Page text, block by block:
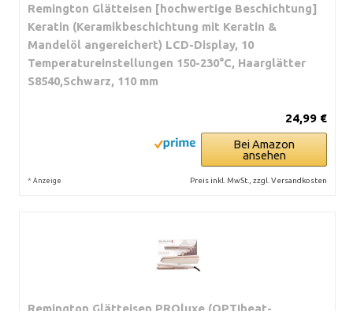
Remington Glätteisen [hochwertige Beschichtung]
Keratin (Keramikbeschichtung mit Keratin &
Mandelöl angereichert) LCD-Display, 10
Temperatureinstellungen 150-230°C, Haarglätter
S8540,Schwarz, 110 mm
24,99 €
Bei Amazon
ansehen
* Anzeige Preis inkl. MwSt., zzgl. Versandkosten
Remington Glätteisen PROluxe (OPTIheat-